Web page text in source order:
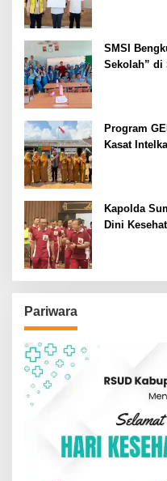
SMSI
Sekolah” di
Program
Kasat
Kapolda
Dini
Pariwara